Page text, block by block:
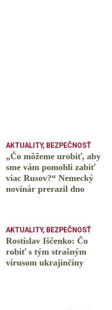
AKTUALITY, BEZPEČNOSŤ
„Čo môžeme urobiť, aby
sme vám pomohli zabiť
viac Rusov?“ Nemecký
novinár prerazil dno
AKTUALITY, BEZPEČNOSŤ
Rostislav Iščenko: Čo
robiť s tým strašným
vírusom ukrajinčiny